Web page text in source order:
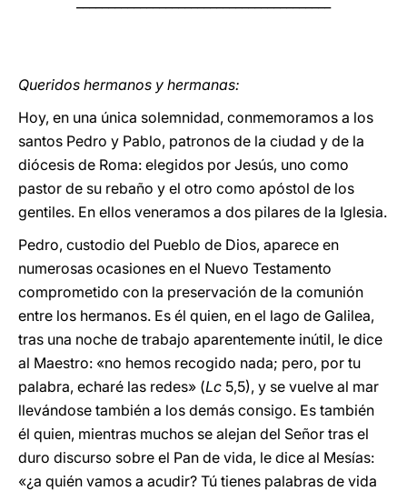
Queridos hermanos y hermanas:
Hoy, en una única solemnidad, conmemoramos a los
santos Pedro y Pablo, patronos de la ciudad y de la
diócesis de Roma: elegidos por Jesús, uno como
pastor de su rebaño y el otro como apóstol de los
gentiles. En ellos veneramos a dos pilares de la Iglesia.
Pedro, custodio del Pueblo de Dios, aparece en
numerosas ocasiones en el Nuevo Testamento
comprometido con la preservación de la comunión
entre los hermanos. Es él quien, en el lago de Galilea,
tras una noche de trabajo aparentemente inútil, le dice
al Maestro: «no hemos recogido nada; pero, por tu
palabra, echaré las redes» (Lc 5,5), y se vuelve al mar
llevándose también a los demás consigo. Es también
él quien, mientras muchos se alejan del Señor tras el
duro discurso sobre el Pan de vida, le dice al Mesías:
«¿a quién vamos a acudir? Tú tienes palabras de vida